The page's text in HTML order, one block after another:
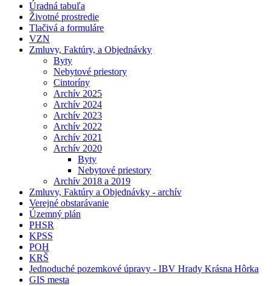
Úradná tabuľa
Životné prostredie
Tlačivá a formuláre
VZN
Zmluvy, Faktúry, a Objednávky
Byty
Nebytové priestory
Cintoríny
Archív 2025
Archív 2024
Archív 2023
Archív 2022
Archív 2021
Archív 2020
Byty
Nebytové priestory
Archív 2018 a 2019
Zmluvy, Faktúry a Objednávky - archív
Verejné obstarávanie
Územný plán
PHSR
KPSS
POH
KRŠ
Jednoduché pozemkové úpravy - IBV Hrady Krásna Hôrka
GIS mesta